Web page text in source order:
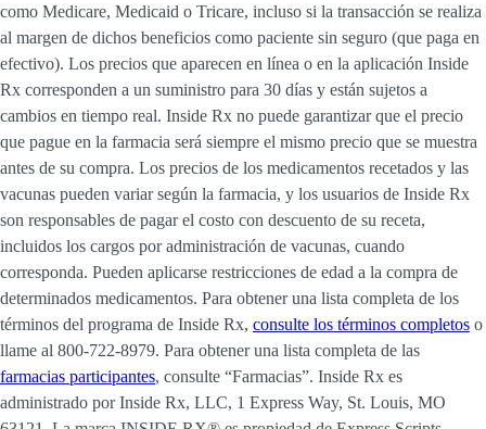
como Medicare, Medicaid o Tricare, incluso si la transacción se realiza
al margen de dichos beneficios como paciente sin seguro (que paga en
efectivo). Los precios que aparecen en línea o en la aplicación Inside
Rx corresponden a un suministro para 30 días y están sujetos a
cambios en tiempo real. Inside Rx no puede garantizar que el precio
que pague en la farmacia será siempre el mismo precio que se muestra
antes de su compra. Los precios de los medicamentos recetados y las
vacunas pueden variar según la farmacia, y los usuarios de Inside Rx
son responsables de pagar el costo con descuento de su receta,
incluidos los cargos por administración de vacunas, cuando
corresponda. Pueden aplicarse restricciones de edad a la compra de
determinados medicamentos. Para obtener una lista completa de los
términos del programa de Inside Rx, consulte los términos completos o
llame al 800-722-8979. Para obtener una lista completa de las
farmacias participantes, consulte “Farmacias”. Inside Rx es
administrado por Inside Rx, LLC, 1 Express Way, St. Louis, MO